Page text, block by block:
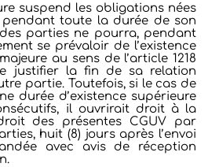
suspend les obligations nées
pendant toute la durée de son
parties ne pourra, pendant
se prévaloir de l’existence
au sens de l’article 1218
justifier la fin de sa relation
partie. Toutefois, si le cas de
durée d’existence supérieure
il ouvrirait droit à la
des présentes CGUV par
huit (8) jours après l’envoi
avec avis de réception